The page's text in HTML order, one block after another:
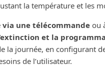
la température et les
via une télécommande ou
et la
la journée, en configurant
de l’utilisateur.